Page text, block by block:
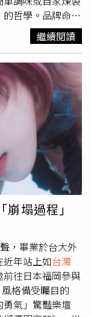
因個人職涯規劃
新任管家接手。
管家決定，並非
筆訂單並未預付
容分為「同意」
業者仍會照原價提
旅客未直接與她
友的負面留言不
哲學。品牌命名
），看似清澈的
材結合澄清湯的
味所在。SOMMÉ
客能窺探廚師料
酸甜果香開胃的
靜攝）偏重口
下酒。（270
時，為讓來客可
選擇以拉麵為
客印象中，這家
拉麵」。主廚之
情緒的基底。」因
湯、感受到高湯
頰牛肚乾拌麵背
者入店時，也會
澄清湯」為引
新菜單有別以
華限縮至3款左
雞湯拉麵」依然
透溫順，還可感
繼續閱讀
塌過程」
，畢業於台大外
年站上如台灣
前往日本福岡參與
格備受矚目的
氣」驚豔樂壇